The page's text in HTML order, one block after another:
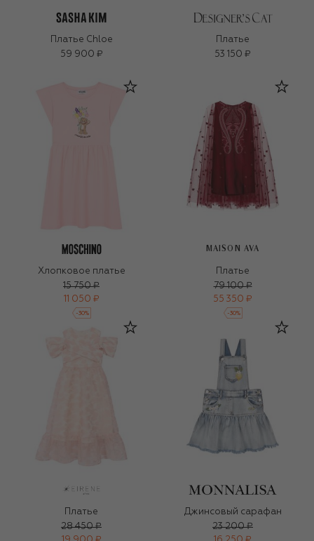
Платье Chloe
59 900 ₽
Платье
53 150 ₽
Хлопковое платье
15 750 ₽
11 050 ₽
-30%
MAISON AVA
Платье
79 100 ₽
55 350 ₽
-30%
Платье
28 450 ₽
Джинсовый сарафан
23 200 ₽